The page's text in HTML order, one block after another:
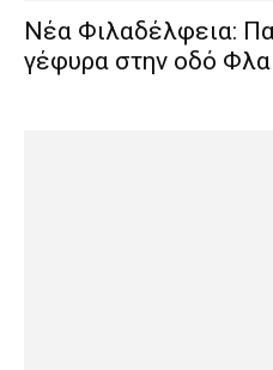
Νέα Φιλαδέλφεια:
γέφυρα στην οδό